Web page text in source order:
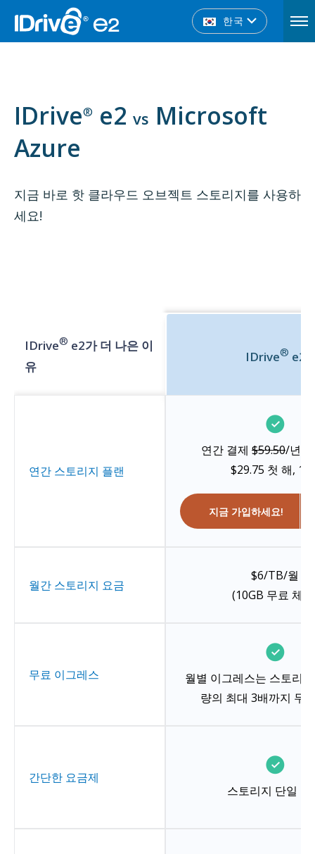
한국
IDrive® e2 vs Microsoft
Azure
지금 바로 핫 클라우드 오브젝트 스토리지를 사용하
세요!
IDrive® e2가 더 나은 이
유
IDrive® e2
연간 스토리지 플랜
연간 결제 $59.50/년부
$29.75 첫 해,
지금 가입하세요!
월간 스토리지 요금
$6/TB/월
(10GB 무료 체
무료 이그레스
월별 이그레스는 스토리
량의 최대 3배까지 무
간단한 요금제
스토리지 단일 요